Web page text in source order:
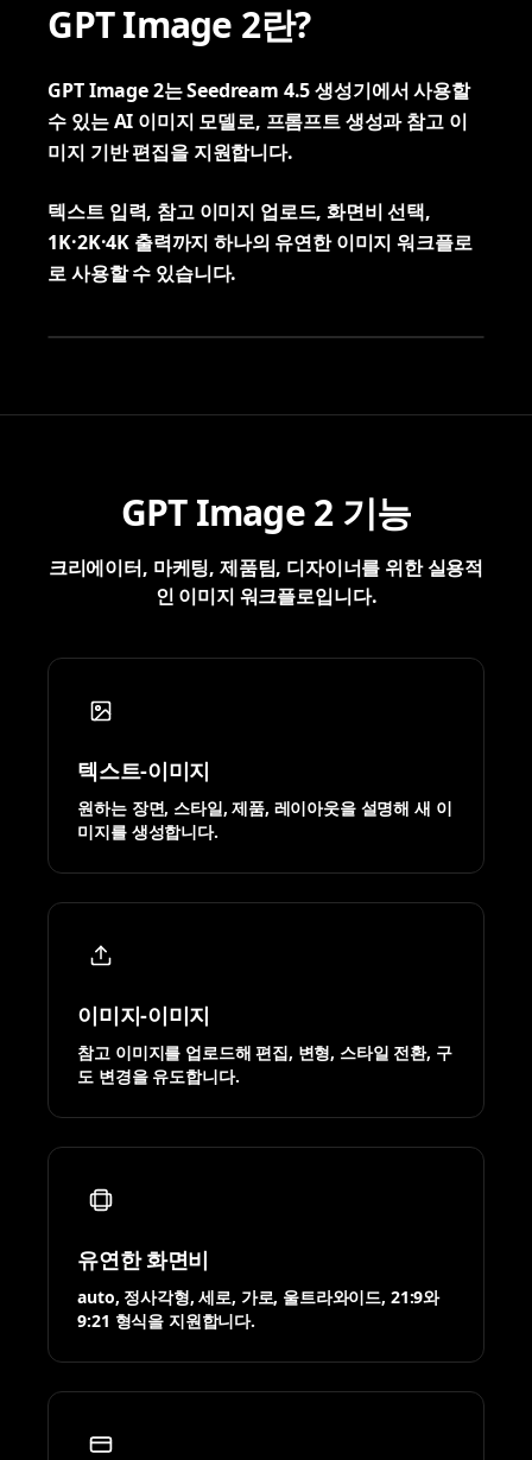
GPT Image 2란?
GPT Image 2는 Seedream 4.5 생성기에서 사용할
수 있는 AI 이미지 모델로, 프롬프트 생성과 참고 이
미지 기반 편집을 지원합니다.
텍스트 입력, 참고 이미지 업로드, 화면비 선택,
1K·2K·4K 출력까지 하나의 유연한 이미지 워크플로
로 사용할 수 있습니다.
GPT Image 2: line art transformed into a finished
GPT Image 2 기능
크리에이터, 마케팅, 제품팀, 디자이너를 위한 실용적
인 이미지 워크플로입니다.
텍스트-이미지
원하는 장면, 스타일, 제품, 레이아웃을 설명해 새 이
미지를 생성합니다.
이미지-이미지
참고 이미지를 업로드해 편집, 변형, 스타일 전환, 구
도 변경을 유도합니다.
유연한 화면비
auto, 정사각형, 세로, 가로, 울트라와이드, 21:9와
9:21 형식을 지원합니다.